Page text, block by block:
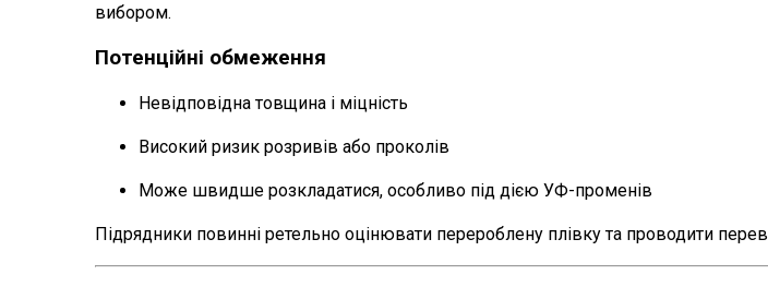
вибором.
Потенційні обмеження
Невідповідна товщина і міцність
Високий ризик розривів або проколів
Може швидше розкладатися, особливо під дією УФ-променів
Підрядники повинні ретельно оцінювати перероблену плівку та проводити